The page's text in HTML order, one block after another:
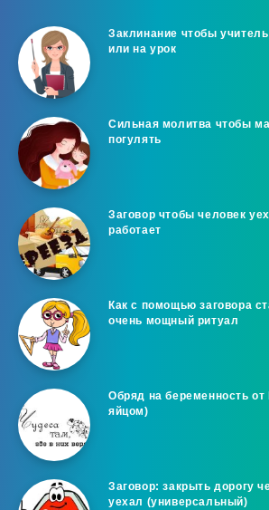
Заклинание чтобы
или на урок
Сильная молитва чтобы
погулять
Заговор чтобы человек
работает
Как с помощью заговора
очень мощный ритуал
Обряд на беременность
яйцом)
Заговор: закрыть дорогу
уехал (универсальный)